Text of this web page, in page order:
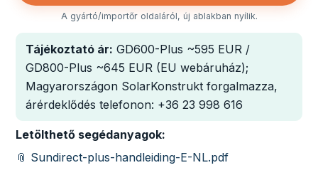
A gyártó/importőr oldaláról, új ablakban nyílik.
Tájékoztató ár: GD600-Plus ~595 EUR /
GD800-Plus ~645 EUR (EU webáruház);
Magyarországon SolarKonstrukt forgalmazza,
árérdeklődés telefonon: +36 23 998 616
Letölthető segédanyagok:
📎 Sundirect-plus-handleiding-E-NL.pdf